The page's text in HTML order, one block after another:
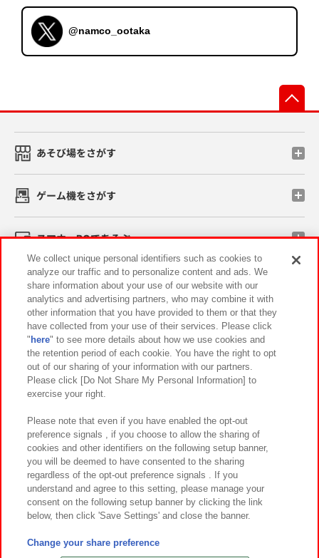
@namco_ootaka
あそび場をさがす
ゲーム機をさがす
スマホ・PCであそぶ
イベント・キャンペーン
関連会社 サステナビリティ サイトポリシー
プライバシーポリシー ウェブアクセシビリティ方針と検証結果
お取引先さまとともに
カスタマーハラスメント対応方針 よくあるご質問・お問い合わせ
©Bandai Namco Amusement Inc.
©Bandai Namco Amusement Lab Inc.
We collect unique personal identifiers such as cookies to
analyze our traffic and to personalize content and ads. We
share information about your use of our website with our
analytics and advertising partners, who may combine it with
other information that you have provided to them or that they
have collected from your use of their services. Please click
" here" to see more details about how we use cookies and
the retention period of each cookie. You have the right to opt
out of our sharing of your information with our partners.
Please click [Do Not Share My Personal Information] to
exercise your right.
Please note that even if you have enabled the opt-out
preference signals , if you choose to allow the sharing of
cookies and other identifiers on the following setup banner,
you will be deemed to have consented to the sharing
regardless of the opt-out preference signals . If you
understand and agree to this setting, please manage your
consent on the following setup banner by clicking the link
below, then click 'Save Settings' and close the banner.
Change your share preference